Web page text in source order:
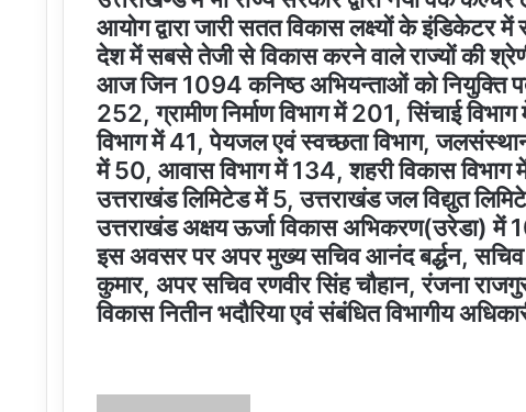
आयोग द्वारा जारी सतत विकास लक्ष्यों के इंडिकेटर
देश में सबसे तेजी से विकास करने वाले राज्यों की
आज जिन 1094 कनिष्ठ अभियन्ताओं को नियुक्ति
252, ग्रामीण निर्माण विभाग में 201, सिंचाई
विभाग में 41, पेयजल एवं स्वच्छता विभाग,
में 50, आवास विभाग में 134, शहरी विकास विभाग
उत्तराखंड लिमिटेड में 5, उत्तराखंड जल विद्युत
उत्तराखंड अक्षय ऊर्जा विकास अभिकरण(उरेडा) में
इस अवसर पर अपर मुख्य सचिव आनंद बर्द्धन,
कुमार, अपर सचिव रणवीर सिंह चौहान, रंजना
विकास नितीन भदौरिया एवं संबंधित विभागीय